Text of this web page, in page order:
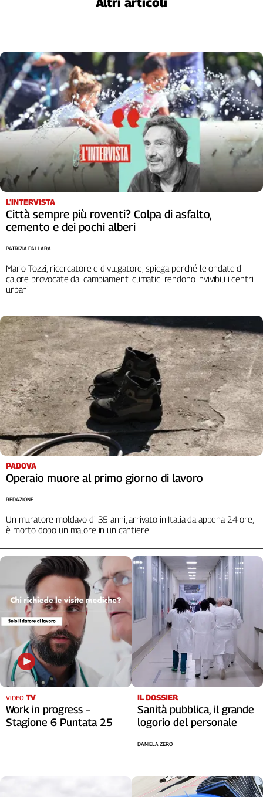
Puglia
Sardegna
Sicilia
Toscana
Trentino
Umbria
Valle
D'Aosta
Veneto
Archivio
Storico
1955-
Cerca
Contatti
La
redazione
Newsletter
Social
L’INTERVISTA
Città sempre più roventi? Colpa di asfalto,
cemento e dei pochi alberi
Mario Tozzi, ricercatore e divulgatore, spiega perché le ondate di
calore provocate dai cambiamenti climatici rendono invivibili i centri
urbani
PATRIZIA PALLARA
PADOVA
Operaio muore al primo giorno di lavoro
Un muratore moldavo di 35 anni, arrivato in Italia da appena 24 ore,
è morto dopo un malore in un cantiere
REDAZIONE
VIDEO TV
Work in progress –
Stagione 6 Puntata 25
IL DOSSIER
Sanità pubblica, il grande
logorio del personale
DANIELA ZERO